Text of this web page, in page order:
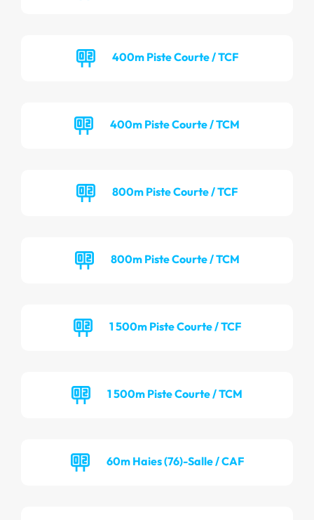
400m Piste Courte / TCF
400m Piste Courte / TCM
800m Piste Courte / TCF
800m Piste Courte / TCM
1 500m Piste Courte / TCF
1 500m Piste Courte / TCM
60m Haies (76)-Salle / CAF